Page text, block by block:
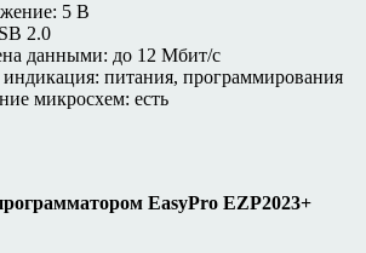
5 В
2.0
данными: до 12 Мбит/с
питания, программирования
микросхем: есть
EasyPro EZP2023+